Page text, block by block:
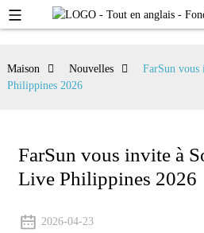
+86
+86
Maison Nouvelles
FarSun
Philippines 2026
FarSun vous invite à
Live Philippines 2026
2026-04-23